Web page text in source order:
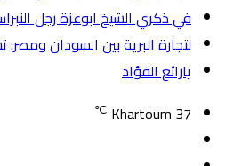
في ذكري الشيخ ابوعزة رجل
لتجارة البرية بين السودان
يارائع الفؤاد
Khartoum 37
℃